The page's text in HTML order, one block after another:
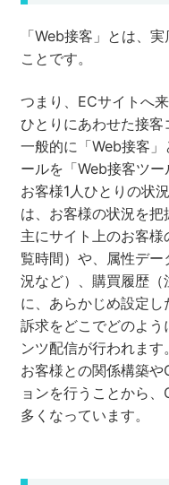
「Web接客」とは、
ことです。
つまり、ECサイトへ
ひとりにあわせた接
一般的に「Web接客
ールを「Web接客ツー
お客様1人ひとりの状
は、お客様の状況を把
主にサイト上のお客
覧時間）や、属性デ
況など）、購買履歴（
に、あらかじめ設定
訴求をどこでどのよ
ンツ配信が行われます。
お客様との関係構築
ョンを行うことから
多くなっています。